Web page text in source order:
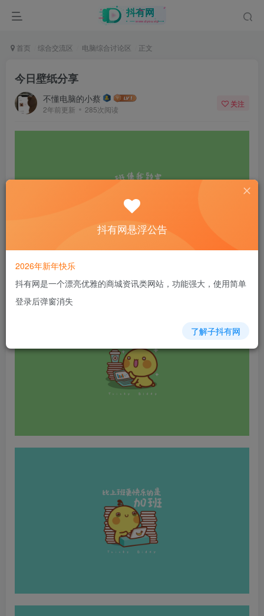
首页 综合交流区 电脑综合讨论区 正文
今日壁纸分享
不懂电脑的小蔡
2年前更新 285次阅读
关注
抖有网悬浮公告
2026年新年快乐
抖有网是一个漂亮优雅的商城资讯类网站，功能强大，使用简单
登录后弹窗消失
了解子抖有网